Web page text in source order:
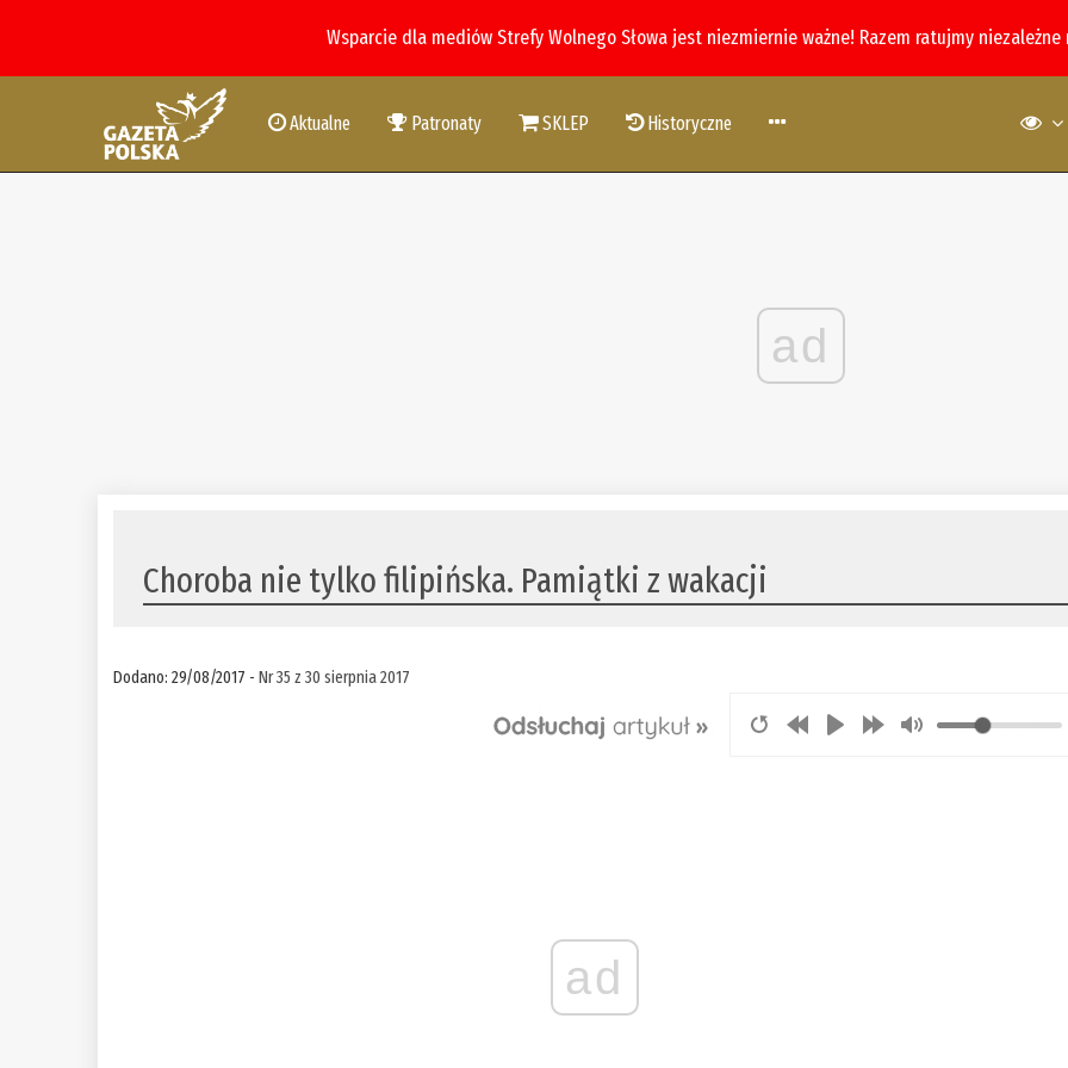
Wsparcie dla mediów Strefy Wolnego Słowa jest niezmiernie ważne! Razem ratujmy
Aktualne Patronaty SKLEP Historyczne
ad
Choroba nie tylko filipińska. Pamiątki z wakacji
Dodano: 29/08/2017 -Nr 35 z 30 sierpnia 2017
ad